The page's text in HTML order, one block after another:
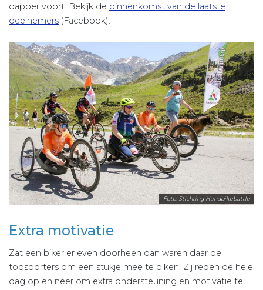
dapper voort. Bekijk de binnenkomst van de laatste
deelnemers (Facebook).
Foto: Stichting Handbikebattle
Extra motivatie
Zat een biker er even doorheen dan waren daar de
topsporters om een stukje mee te biken. Zij reden de hele
dag op en neer om extra ondersteuning en motivatie te